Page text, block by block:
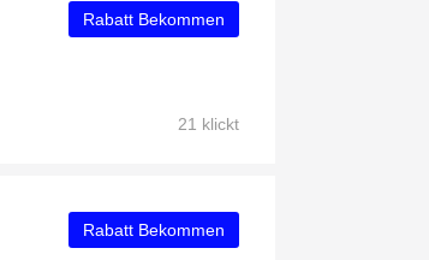
Rabatt Bekommen
21 klickt
Rabatt Bekommen